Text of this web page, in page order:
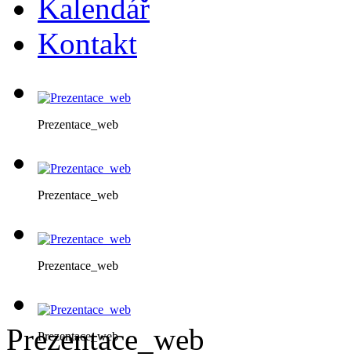
Kalendář
Kontakt
Prezentace_web
Prezentace_web
Prezentace_web
Prezentace_web
Prezentace_web